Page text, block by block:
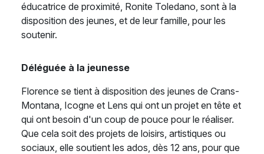
éducatrice de proximité, Ronite Toledano, sont à la
disposition des jeunes, et de leur famille, pour les
soutenir.
Déléguée à la jeunesse
Florence se tient à disposition des jeunes de Crans-
Montana, Icogne et Lens qui ont un projet en tête et
qui ont besoin d'un coup de pouce pour le réaliser.
Que cela soit des projets de loisirs, artistiques ou
sociaux, elle soutient les ados, dès 12 ans, pour que